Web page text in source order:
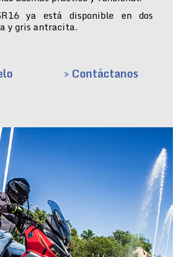
ya está disponible en dos
y gris antracita.
> Contáctanos